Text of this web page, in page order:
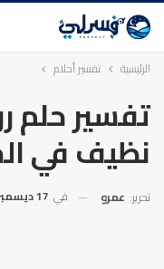
الرئيسية تفسير أحلام
تفسير حلم
نظيف في
تحرير: عمرو في 17 ديسمبر 2024